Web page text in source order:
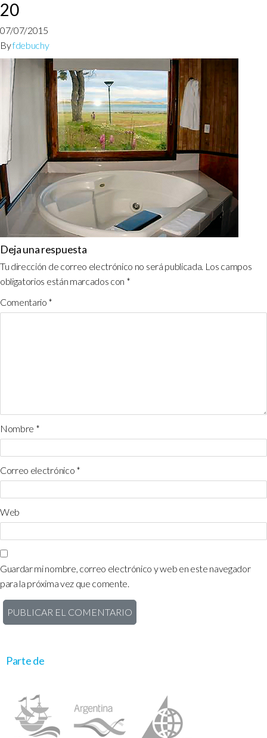
20
07/07/2015
Byfdebuchy
Deja una respuesta
Tu dirección de correo electrónico no será publicada. Los campos
obligatorios están marcados con *
Comentario *
Nombre *
Correo electrónico *
Web
Guardar mi nombre, correo electrónico y web en este navegador
para la próxima vez que comente.
Parte de